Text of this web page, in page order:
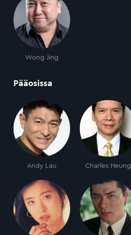
Wong Jing
Pääosissa
Andy Lau Charles Heung